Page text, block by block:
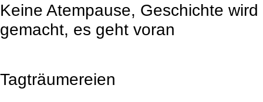
Keine Atempause, Geschichte wird
gemacht, es geht voran
Tagträumereien